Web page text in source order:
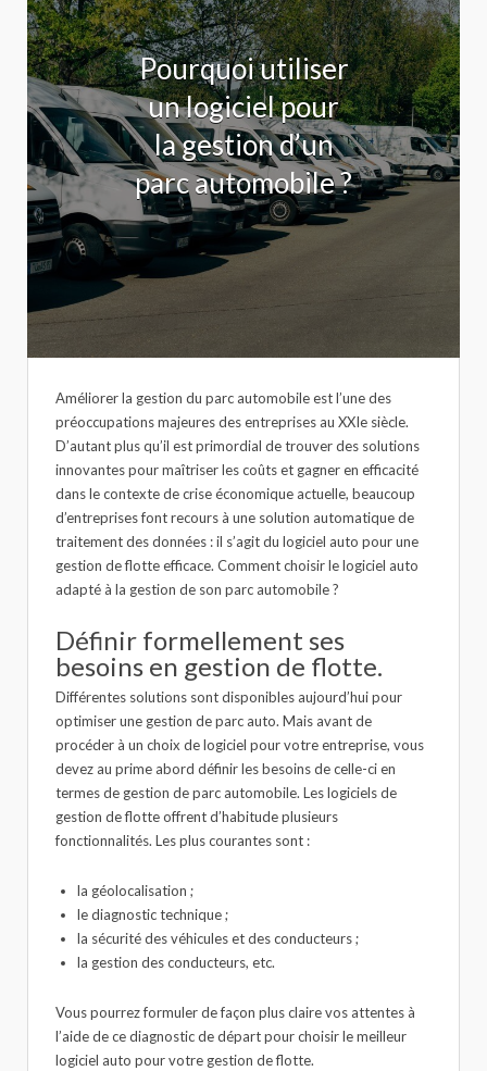
Pourquoi utiliser
un logiciel pour
la gestion d’un
parc automobile ?
Améliorer la gestion du parc automobile est l’une des
préoccupations majeures des entreprises au XXIe siècle.
D’autant plus qu’il est primordial de trouver des solutions
innovantes pour maîtriser les coûts et gagner en efficacité
dans le contexte de crise économique actuelle, beaucoup
d’entreprises font recours à une solution automatique de
traitement des données : il s’agit du logiciel auto pour une
gestion de flotte efficace. Comment choisir le logiciel auto
adapté à la gestion de son parc automobile ?
Définir formellement ses
besoins en gestion de flotte.
Différentes solutions sont disponibles aujourd’hui pour
optimiser une gestion de parc auto. Mais avant de
procéder à un choix de logiciel pour votre entreprise, vous
devez au prime abord définir les besoins de celle-ci en
termes de gestion de parc automobile. Les logiciels de
gestion de flotte offrent d’habitude plusieurs
fonctionnalités. Les plus courantes sont :
la géolocalisation ;
le diagnostic technique ;
la sécurité des véhicules et des conducteurs ;
la gestion des conducteurs, etc.
Vous pourrez formuler de façon plus claire vos attentes à
l’aide de ce diagnostic de départ pour choisir le meilleur
logiciel auto pour votre gestion de flotte.